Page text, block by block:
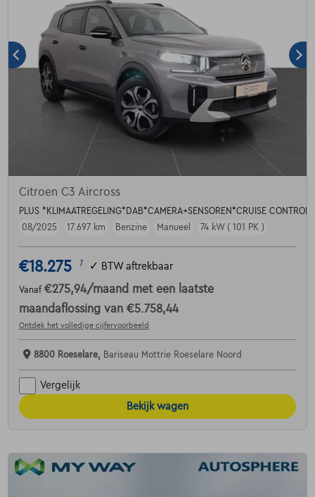
Citroen C3 Aircross
PLUS *KLIMAATREGELING*DAB*CAMERA+SENSOREN*CRUISE CONTROL*
08/2025
17.697 km Benzine Manueel 74 kW ( 101 PK )
€18.275 1 ✓ BTW aftrekbaar
Vanaf €275,94/maand met een laatste
maandaflossing van €5.758,44
Ontdek het volledige cijfervoorbeeld
8800 Roeselare, Bariseau Mottrie Roeselare Noord
Vergelijk
Bekijk wagen